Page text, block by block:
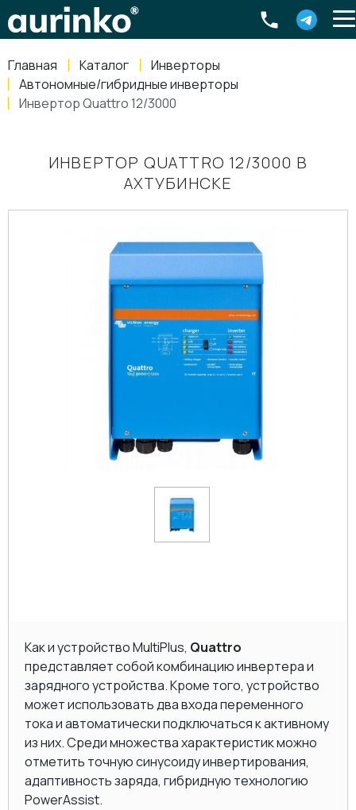
Главная Каталог
Инверторы
Автономные/гибридные инверторы
Инвертор Quattro 12/3000
ИНВЕРТОР QUATTRO 12/3000 В
АХТУБИНСКЕ
Как и устройство MultiPlus, Quattro
представляет собой комбинацию инвертера и
зарядного устройства. Кроме того, устройство
может использовать два входа переменного
тока и автоматически подключаться к активному
из них. Среди множества характеристик можно
отметить точную синусоиду инвертирования,
адаптивность заряда, гибридную технологию
PowerAssist.
Россия, Свердловская область Екатеринбург ,
8-800-770-79-40